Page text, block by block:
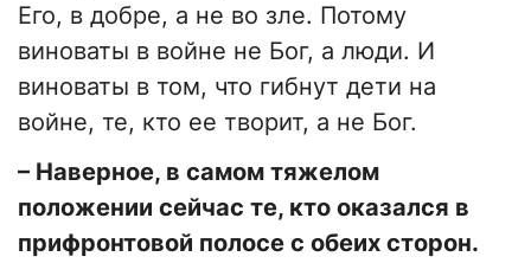
Его, в добре, а не во зле. Потому
виноваты в войне не Бог, а люди. И
виноваты в том, что гибнут дети на
войне, те, кто ее творит, а не Бог.
– Наверное, в самом тяжелом
положении сейчас те, кто оказался в
прифронтовой полосе с обеих сторон.